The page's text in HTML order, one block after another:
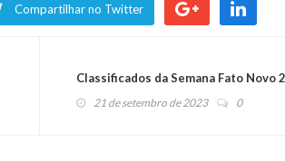
Compartilhar no Twitter
Classificados da Semana Fato Novo
21 de setembro de 2023 0